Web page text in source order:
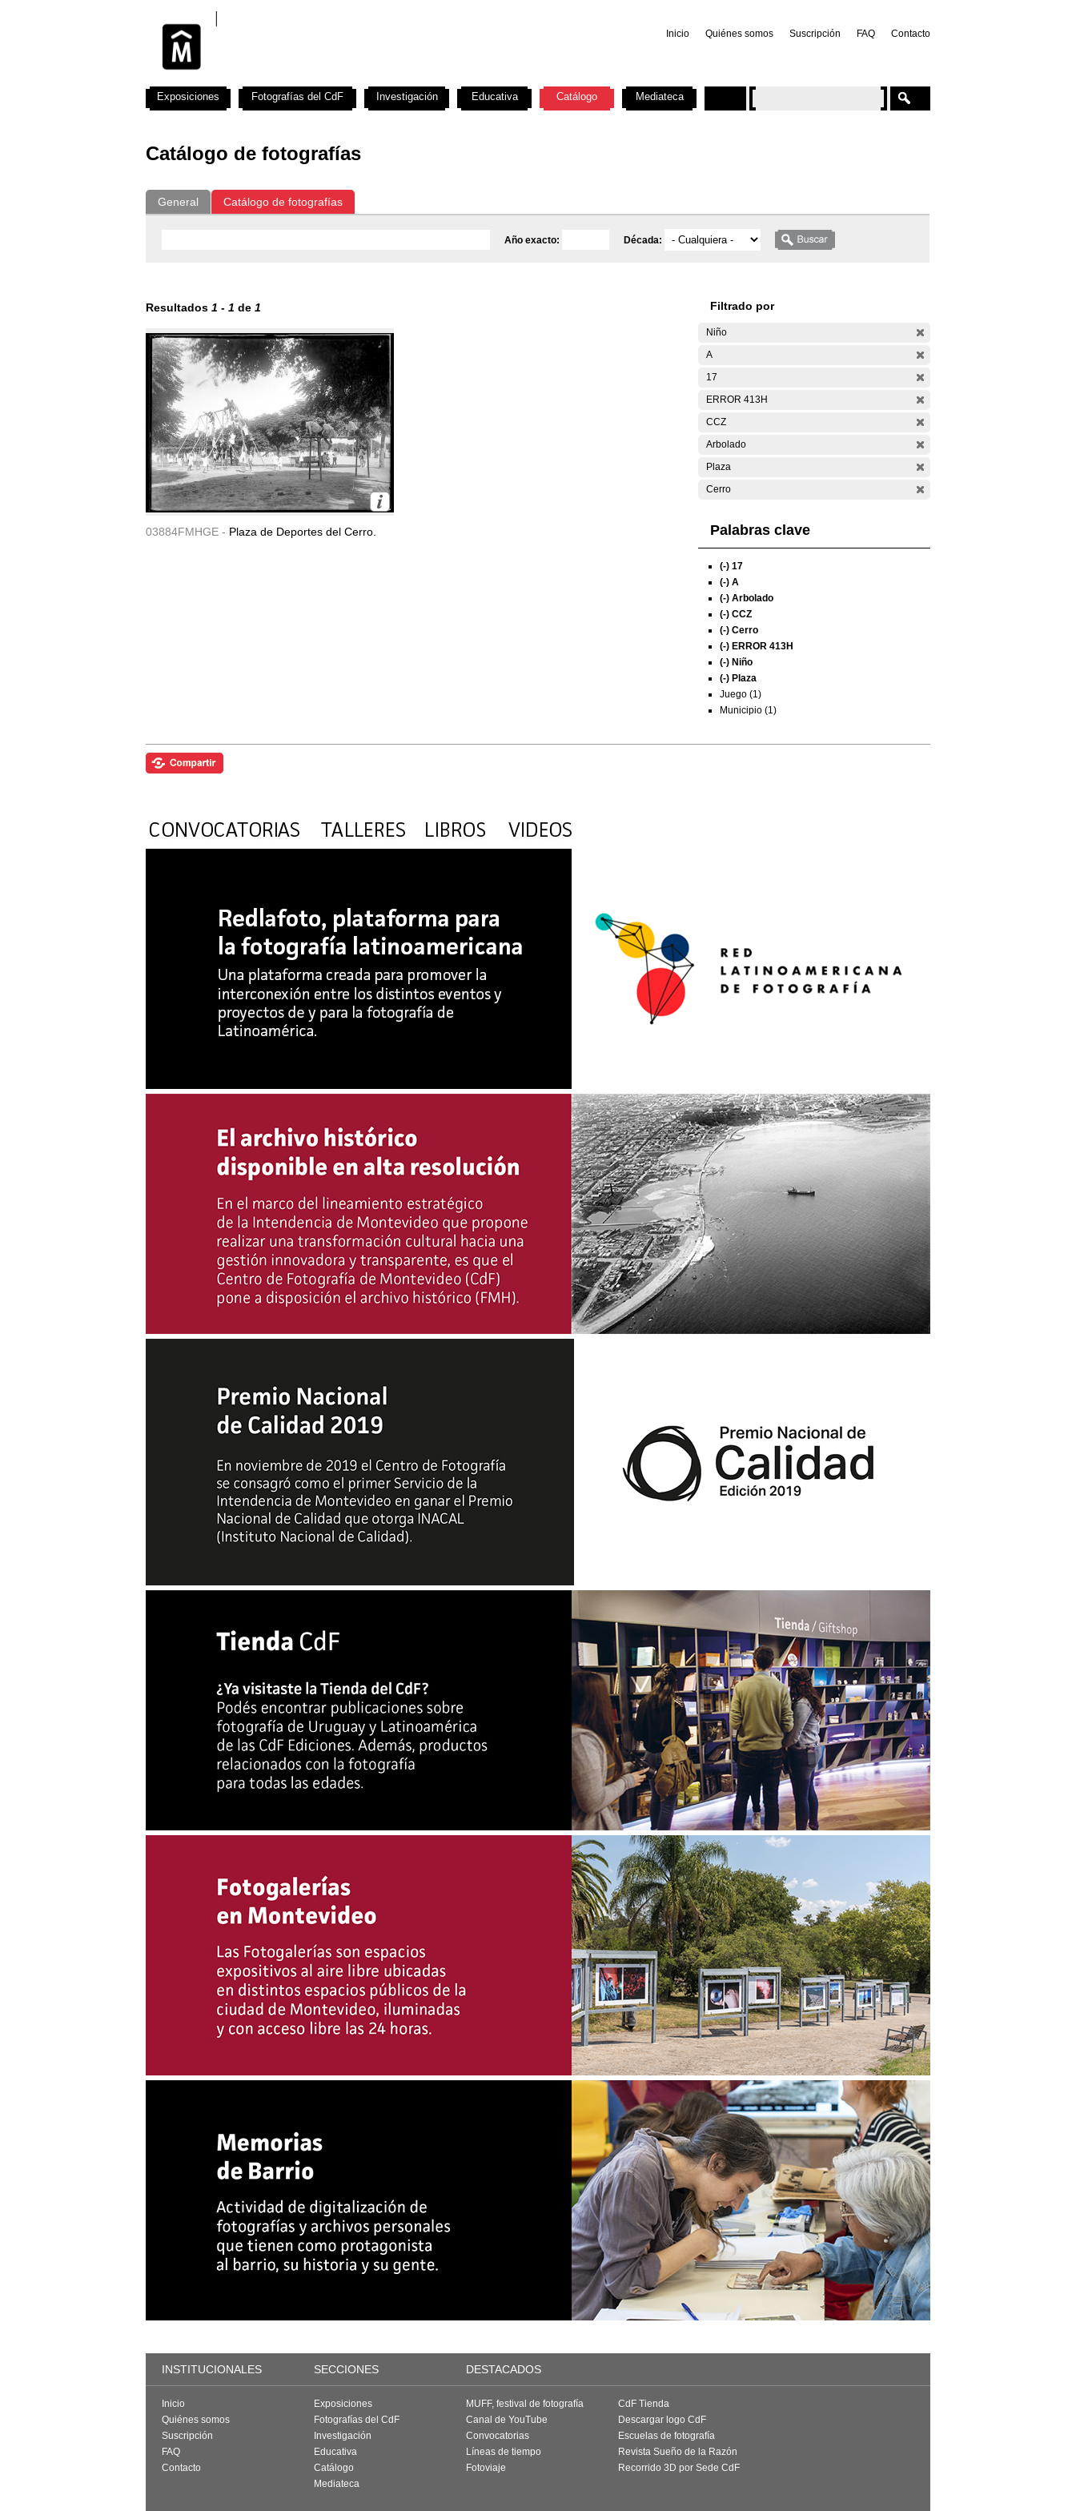
Inicio Quiénes somos Suscripción FAQ Contacto
Catálogo de fotografías
General Catálogo de fotografías
Año exacto: Década:
Resultados 1 - 1 de 1
03884FMHGE - Plaza de Deportes del Cerro.
Filtrado por
Niño
A
17
ERROR 413H
CCZ
Arbolado
Plaza
Cerro
Palabras clave
(-) 17
(-) A
(-) Arbolado
(-) CCZ
(-) Cerro
(-) ERROR 413H
(-) Niño
(-) Plaza
Juego (1)
Municipio (1)
Exposiciones Fotografías del CdF Investigación Educativa Catálogo Mediateca
INSTITUCIONALES SECCIONES DESTACADOS
Inicio
Quiénes somos
Suscripción
FAQ
Contacto
Exposiciones
Fotografías del CdF
Investigación
Educativa
Catálogo
Mediateca
MUFF, festival de fotografía
Canal de YouTube
Convocatorias
Líneas de tiempo
Fotoviaje
CdF Tienda
Descargar logo CdF
Escuelas de fotografía
Revista Sueño de la Razón
Recorrido 3D por Sede CdF